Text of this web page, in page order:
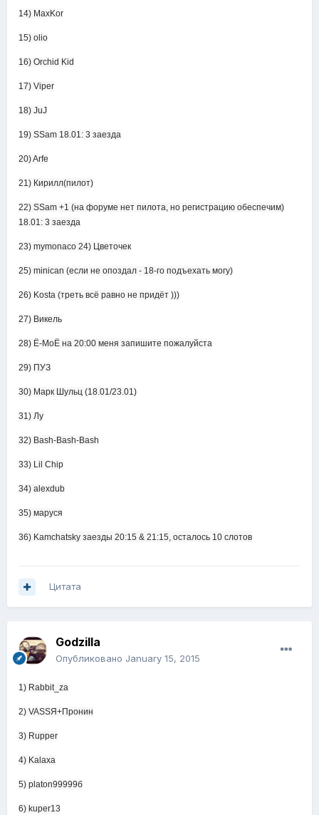
14) MaxKor
15) olio
16) Orchid Kid
17) Viper
18) JuJ
19) SSam 18.01: 3 заезда
20) Arfe
21) Кирилл(пилот)
22) SSam +1 (на форуме нет пилота, но регистрацию обеспечим)
18.01: 3 заезда
23) mymonaco 24) Цветочек
25) minican (если не опоздал - 18-го подъехать могу)
26) Kosta (треть всё равно не придёт )))
27) Викель
28) Ё-МоЁ на 20:00 меня запишите пожалуйста
29) ПУЗ
30) Марк Шульц (18.01/23.01)
31) Лу
32) Bash-Bash-Bash
33) Lil Chip
34) alexdub
35) маруся
36) Kamchatsky заезды 20:15 & 21:15, осталось 10 слотов
Цитата
Godzilla
Опубликовано January 15, 2015
1) Rabbit_za
2) VASSЯ+Пронин
3) Rupper
4) Kalaxa
5) platon99999б
6) kuper13